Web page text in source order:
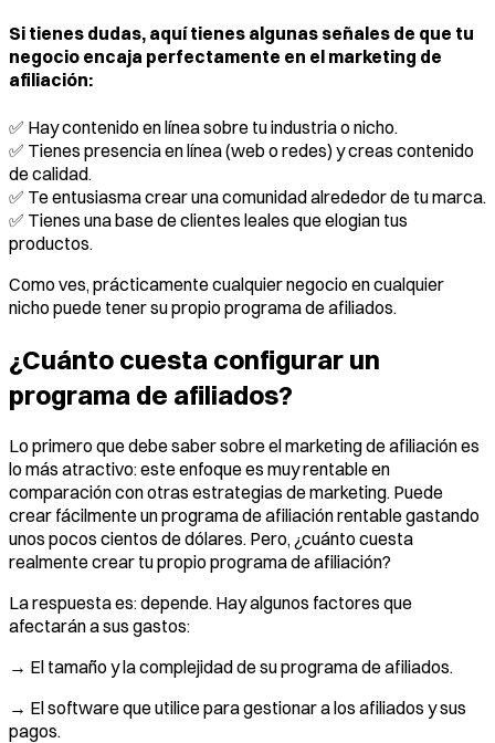
Si tienes dudas, aquí tienes algunas señales de que tu
negocio encaja perfectamente en el marketing de
afiliación:
✅ Hay contenido en línea sobre tu industria o nicho.
✅ Tienes presencia en línea (web o redes) y creas contenido
de calidad.
✅ Te entusiasma crear una comunidad alrededor de tu marca.
✅ Tienes una base de clientes leales que elogian tus
productos.
Como ves, prácticamente cualquier negocio en cualquier
nicho puede tener su propio programa de afiliados.
¿Cuánto cuesta configurar un
programa de afiliados?
Lo primero que debe saber sobre el marketing de afiliación es
lo más atractivo: este enfoque es muy rentable en
comparación con otras estrategias de marketing. Puede
crear fácilmente un programa de afiliación rentable gastando
unos pocos cientos de dólares. Pero, ¿cuánto cuesta
realmente crear tu propio programa de afiliación?
La respuesta es: depende. Hay algunos factores que
afectarán a sus gastos:
→ El tamaño y la complejidad de su programa de afiliados.
→ El software que utilice para gestionar a los afiliados y sus
pagos.